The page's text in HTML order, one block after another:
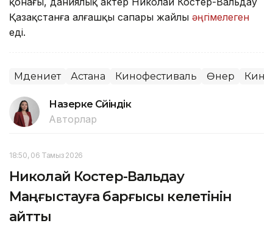
Қазақстанға алғашқы сапары жайлы әңгімелеген
еді.
Мәдениет Астана Кинофестиваль Өнер Кино
Назерке Сүйіндік
Авторлар
18:50, 06 Тамыз 2026
Николай Костер-Вальдау
Маңғыстауға барғысы келетінін
айтты